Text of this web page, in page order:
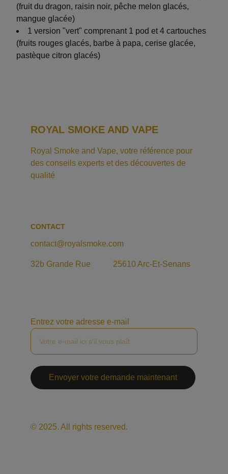
(fruit du dragon, raisin noir, pêche melon glacés,
mangue glacée)
1 version "vert" comprenant 1 pod et 4 cartouches
(fruits rouges glacés, barbe à papa, cerise glacée,
pastèque citron glacés)
ROYAL SMOKE AND VAPE
Royal Smoke and Vape, votre référence pour
des conseils experts et des découvertes de
qualité
CONTACT
contact@royalsmoke.com
Entrez votre adresse e-mail
Envoyer votre demande maintenant
© 2025. All rights reserved.
32b Grande Rue           25610 Arc-Et-Senans